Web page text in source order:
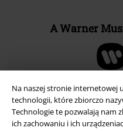
Na naszej stronie internetowej
technologii, które zbiorczo
Technologie te pozwalają nam
ich zachowaniu i ich
A Warner